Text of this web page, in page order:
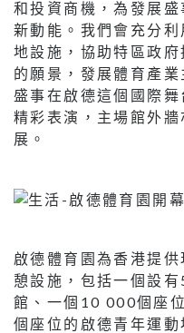
和投資商機，為發展
新動能。我們會充分
地設施，協助特區政
的願景，發展體育產
盛事在啟德這個國際
精彩表演，主場館外
展。
啟德體育園為香港提
憩設施，包括一個設
館、一個10 000個座
個座位的啟德青年運